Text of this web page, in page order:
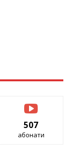
507
абонати